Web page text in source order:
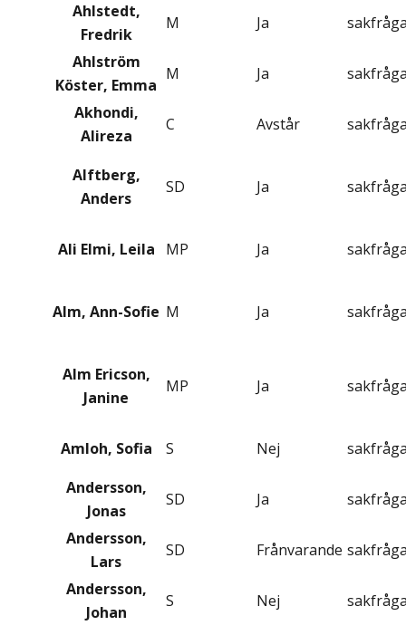
Ahlstedt,
Fredrik
M Ja
Ahlström
Köster, Emma
M Ja
Akhondi,
Alireza
C Avstår
Alftberg,
Anders
SD Ja
Ali Elmi, Leila MP Ja
Alm, Ann-Sofie M Ja
Alm Ericson,
Janine
MP Ja
Amloh, Sofia S Nej
Andersson,
Jonas
SD Ja
Andersson,
Lars
SD Frånvarande
Andersson,
Johan
S Nej